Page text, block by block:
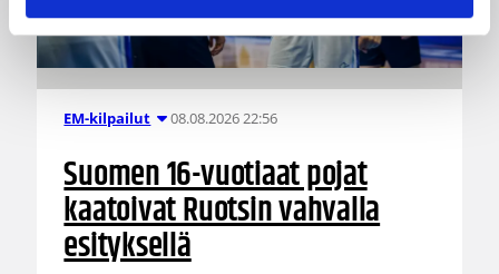
EM-kilpailut 08.08.2026 22:56
Suomen 16-vuotiaat pojat
kaatoivat Ruotsin vahvalla
esityksellä